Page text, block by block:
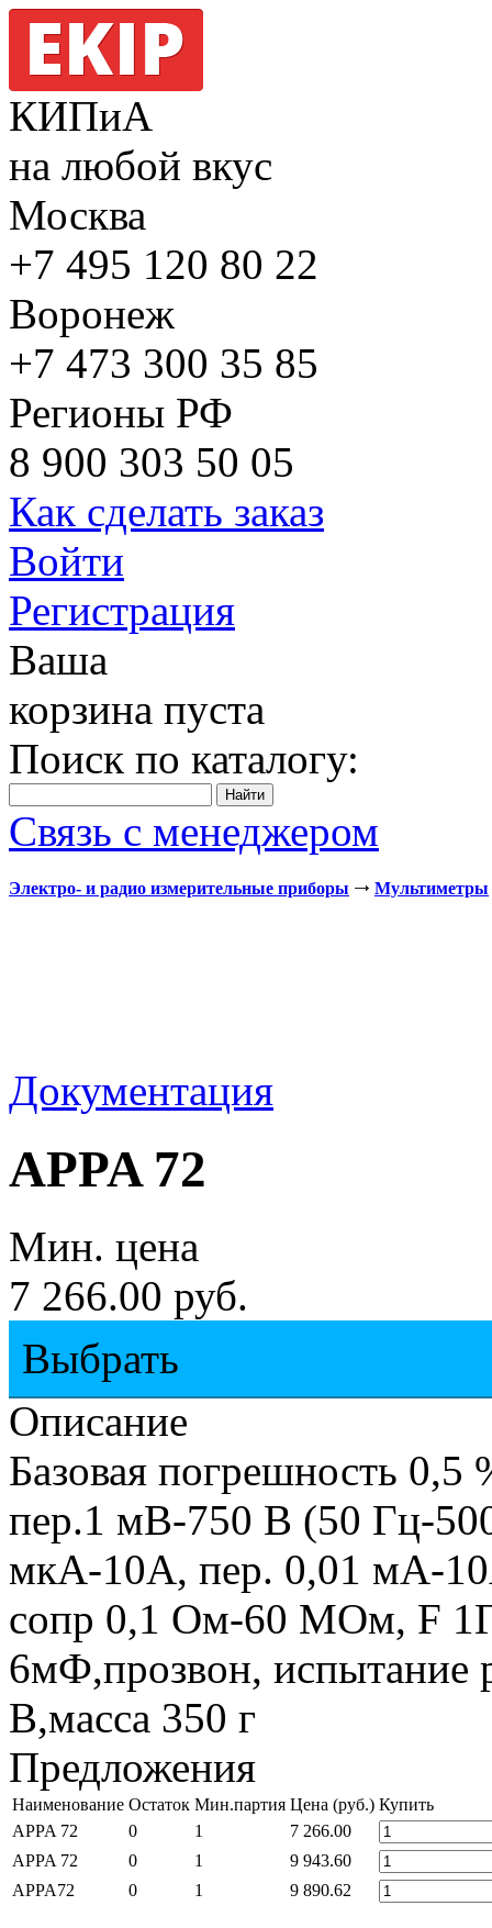
КИПиА
на любой вкус
Москва
+7 495 120 80 22
Воронеж
+7 473 300 35 85
Регионы РФ
8 900 303 50 05
Как сделать заказ
Войти
Регистрация
Ваша
корзина пуста
Поиск по каталогу:
Связь с менеджером
Электро- и радио измерительные приборы Мультиметры
Документация
APPA 72
Мин. цена
7 266.00 руб.
Выбрать
Описание
Базовая погрешность
пер.1 мВ-750 В (50 Гц-
мкА-10А, пер. 0,01 мА-
сопр 0,1 Ом-60 МОм, F
6мФ,прозвон, испытание
В,масса 350 г
Предложения
Наименование Остаток Мин.партия Цена (руб.) Купить
APPA 72
0 1
7 266.00
APPA 72
0 1
9 943.60
APPA72
0 1 9 890.62